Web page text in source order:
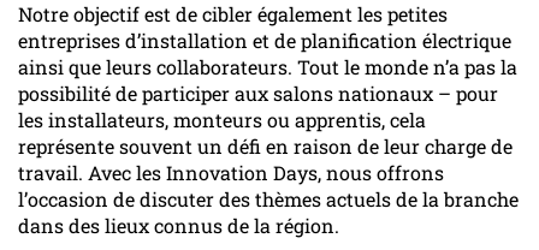
Notre objectif est de cibler également les petites
entreprises d’installation et de planification électrique
ainsi que leurs collaborateurs. Tout le monde n’a pas la
possibilité de participer aux salons nationaux – pour
les installateurs, monteurs ou apprentis, cela
représente souvent un défi en raison de leur charge de
travail. Avec les Innovation Days, nous offrons
l’occasion de discuter des thèmes actuels de la branche
dans des lieux connus de la région.